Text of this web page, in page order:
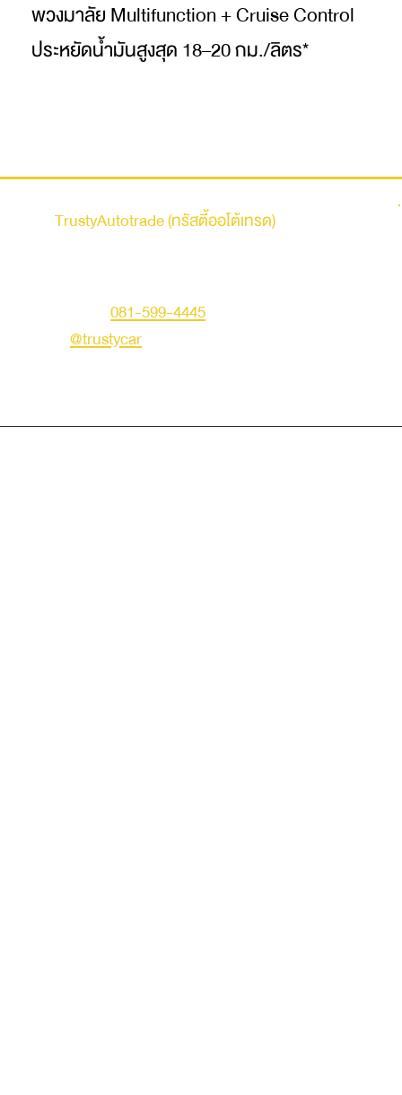
พวงมาลัย Multifunction + Cruise Control
ประหยัดน้ำมันสูงสุด 18–20 กม./ลิตร*
TrustyAutotrade (ทรัสตี้ออโต้เทรด)
081-599-4445
@trustycar